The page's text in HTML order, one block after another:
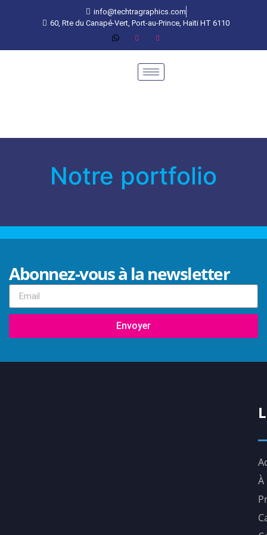
info@techtragraphics.com
60, Rte du Canapé-Vert, Port-au-Prince, Haïti HT 6110
Notre portfolio
Abonnez-vous à la newsletter
Envoyer
À